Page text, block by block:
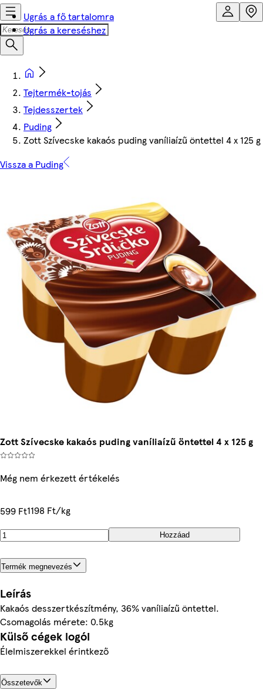
Ugrás a fő tartalomra
Ugrás a kereséshez
Tejtermék-tojás
Tejdesszertek
Puding
Zott Szívecske kakaós puding vaníliaízű öntettel 4 x 125 g
Vissza a Puding
Zott Szívecske kakaós puding vaníliaízű öntettel 4 x 125 g
Még nem érkezett értékelés
599 Ft1198 Ft/kg
Hozzáad
Termék megnevezés
Leírás
Kakaós desszertkészítmény, 36% vaníliaízű öntettel.
Csomagolás mérete: 0.5kg
Külső cégek logói
Élelmiszerekkel érintkező
Összetevők